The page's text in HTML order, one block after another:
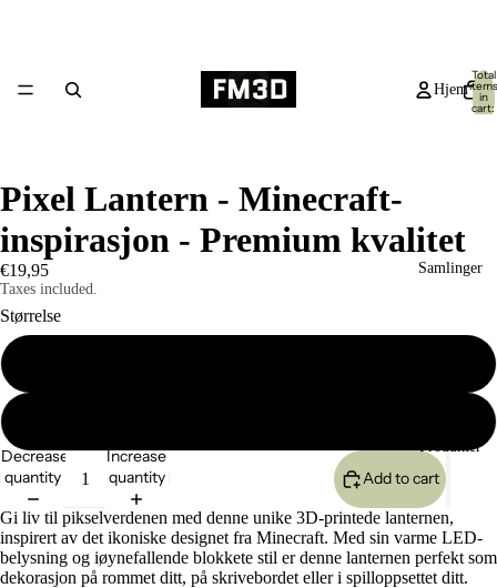
Hjem
Samlinger
Produkter
Total
items
in
cart:
0
Pixel Lantern - Minecraft-
inspirasjon - Premium kvalitet
€19,95
Taxes included.
Størrelse
Decrease
quantity
Increase
quantity
Add to cart
Gi liv til pikselverdenen med denne unike 3D-printede lanternen,
inspirert av det ikoniske designet fra Minecraft. Med sin varme LED-
belysning og iøynefallende blokkete stil er denne lanternen perfekt som
dekorasjon på rommet ditt, på skrivebordet eller i spilloppsettet ditt.